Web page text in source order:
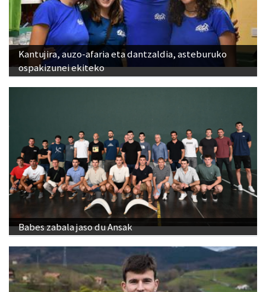
Kantujira, auzo-afaria eta dantzaldia, asteburuko
ospakizunei ekiteko
Babes zabala jaso du Ansak